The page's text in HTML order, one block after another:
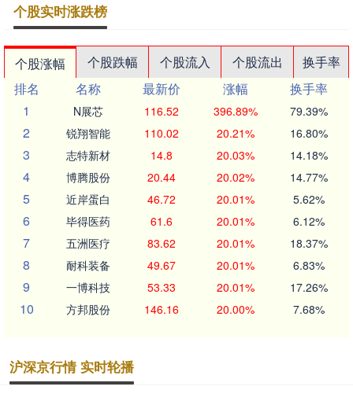
个股实时涨跌榜
个股涨幅 个股跌幅 个股流入 个股流出
换手率
排名
名称 最新价 涨幅
换手率
1
N展芯 116.52 396.89% 79.39%
2 锐翔智能 110.02 20.21% 16.80%
3 志特新材 14.8 20.03% 14.18%
4 博腾股份 20.44 20.02% 14.77%
5 近岸蛋白 46.72 20.01% 5.62%
6 毕得医药 61.6 20.01% 6.12%
7 五洲医疗 83.62 20.01% 18.37%
8 耐科装备 49.67 20.01% 6.83%
9 一博科技 53.33 20.01% 17.26%
10 方邦股份 146.16 20.00% 7.68%
沪深京行情 实时轮播